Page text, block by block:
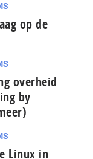
op de
overheid
by
Linux in